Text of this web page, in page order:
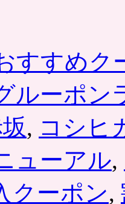
すすめク
ルーポン
, コシヒ
ューアル,
クーポン,